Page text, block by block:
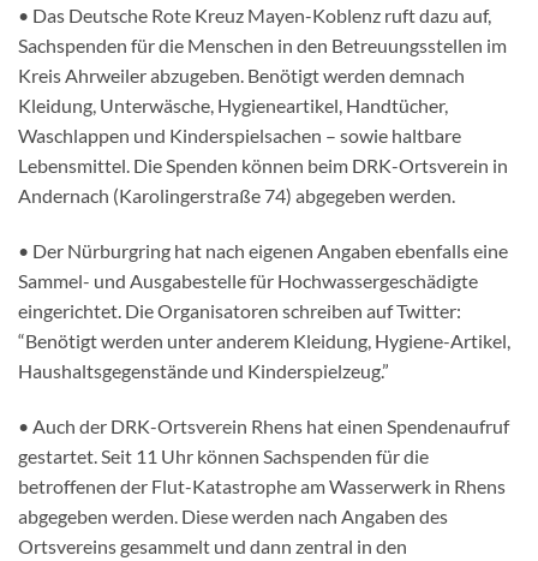
• Das Deutsche Rote Kreuz Mayen-Koblenz ruft dazu auf,
Sachspenden für die Menschen in den Betreuungsstellen im
Kreis Ahrweiler abzugeben. Benötigt werden demnach
Kleidung, Unterwäsche, Hygieneartikel, Handtücher,
Waschlappen und Kinderspielsachen – sowie haltbare
Lebensmittel. Die Spenden können beim DRK-Ortsverein in
Andernach (Karolingerstraße 74) abgegeben werden.
• Der Nürburgring hat nach eigenen Angaben ebenfalls eine
Sammel- und Ausgabestelle für Hochwassergeschädigte
eingerichtet. Die Organisatoren schreiben auf Twitter:
“Benötigt werden unter anderem Kleidung, Hygiene-Artikel,
Haushaltsgegenstände und Kinderspielzeug.”
• Auch der DRK-Ortsverein Rhens hat einen Spendenaufruf
gestartet. Seit 11 Uhr können Sachspenden für die
betroffenen der Flut-Katastrophe am Wasserwerk in Rhens
abgegeben werden. Diese werden nach Angaben des
Ortsvereins gesammelt und dann zentral in den